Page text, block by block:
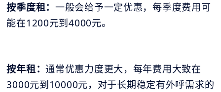
按季度租：一般会给予一定优惠，每季度费用可
能在1200元到4000元。
按年租：通常优惠力度更大，每年费用大致在
3000元到10000元，对于长期稳定有外呼需求的